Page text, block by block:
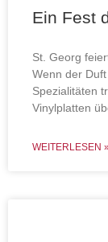
Ein Fest
St. Georg
Wenn der
Spezialitäten
Vinylplatten
WEITERLESEN